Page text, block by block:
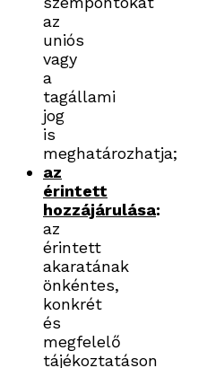
az
uniós
vagy
a
tagállami
jog
is
meghatározhatja;
az
érintett
hozzájárulása:
az
érintett
akaratának
önkéntes,
konkrét
és
megfelelő
tájékoztatáson